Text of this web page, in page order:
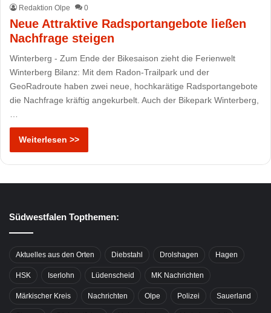
Redaktion Olpe 0
Neue Attraktive Radsportangebote ließen
Nachfrage steigen
Winterberg - Zum Ende der Bikesaison zieht die Ferienwelt
Winterberg Bilanz: Mit dem Radon-Trailpark und der
GeoRadroute haben zwei neue, hochkarätige Radsportangebote
die Nachfrage kräftig angekurbelt. Auch der Bikepark Winterberg,
Weiterlesen >>
Südwestfalen Topthemen:
Aktuelles aus den Orten Diebstahl Drolshagen Hagen
HSK Iserlohn Lüdenscheid MK Nachrichten
Märkischer Kreis Nachrichten Olpe Polizei Sauerland